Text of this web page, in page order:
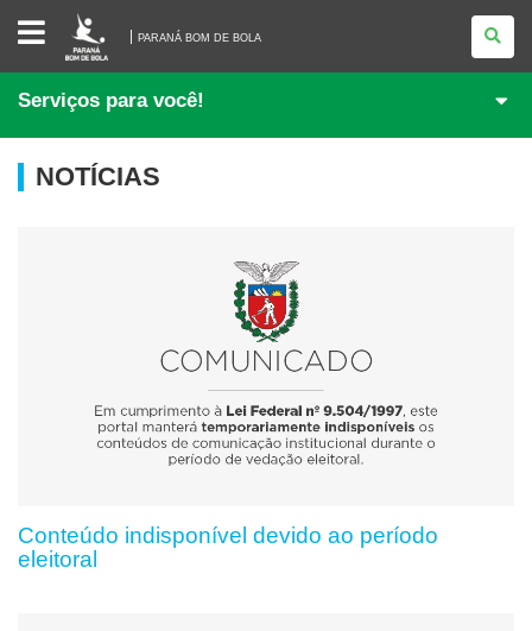
PARANÁ
BOM
DE
BOLA
PARANÁ BOM DE BOLA
Serviços para você!
NOTÍCIAS
Conteúdo indisponível devido ao período
eleitoral